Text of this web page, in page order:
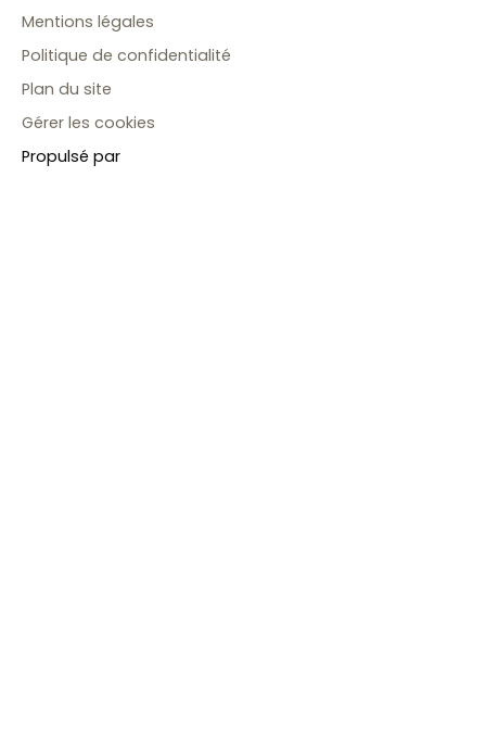
Mentions légales
Politique de confidentialité
Plan du site
Gérer les cookies
Propulsé par